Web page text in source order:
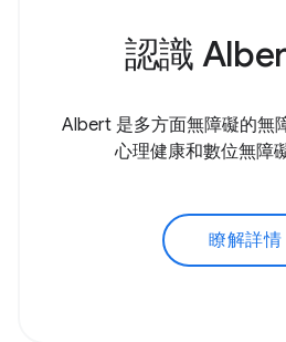
認識
Albert 是多方面無障礙的無
心理健康和數位無障
瞭解詳情